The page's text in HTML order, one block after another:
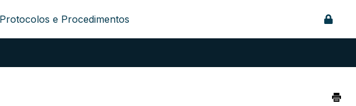
Protocolos e Procedimentos